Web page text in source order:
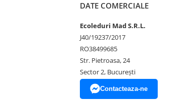
DATE COMERCIALE
Ecoleduri Mad S.R.L.
J40/19237/2017
RO38499685
Str. Pietroasa, 24
Sector 2, București
Contacteaza-ne